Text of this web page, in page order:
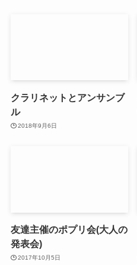
クラリネットとアンサンブ
ル
2018年9月6日
友達主催のポプリ会(大人の
発表会)
2017年10月5日